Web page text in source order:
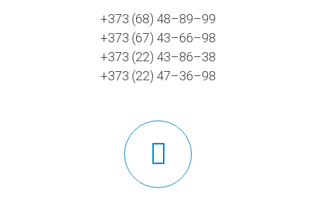
+373 (68) 48–89–99
+373 (67) 43–66–98
+373 (22) 43–86–38
+373 (22) 47–36–98